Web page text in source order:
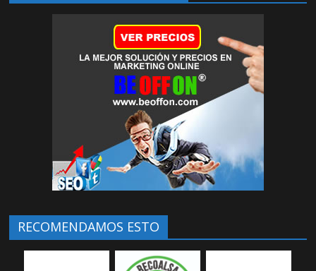
RECOMENDAMOS ESTO